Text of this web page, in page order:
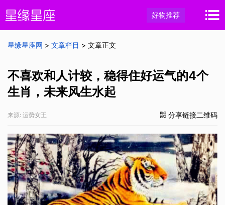
好物推荐
星缘星座网 > 文章栏目 > 文章正文
不喜欢和人计较，稳得住好运气的4个
生肖，未来风生水起
来源: 运势女王 分享链接二维码